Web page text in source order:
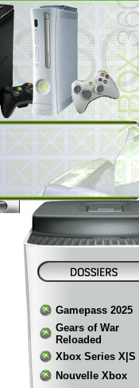
Gamepass 2025
Gears of War
Reloaded
Xbox Series X|S
Nouvelle Xbox